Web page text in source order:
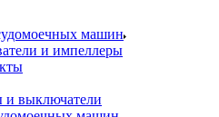
машин
и импеллеры
и выключатели